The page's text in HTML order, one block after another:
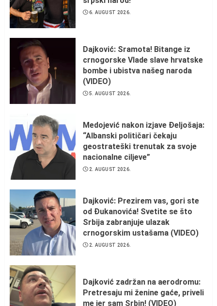
6. AUGUST 2026.
Dajković: Sramota! Bitange iz
crnogorske Vlade slave hrvatske
bombe i ubistva našeg naroda
(VIDEO)
5. AUGUST 2026.
Medojević nakon izjave Đeljošaja:
“Albanski političari čekaju
geostrateški trenutak za svoje
nacionalne ciljeve”
2. AUGUST 2026.
Dajković: Prezirem vas, gori ste
od Đukanovića! Svetite se što
Srbija zabranjuje ulazak
crnogorskim ustašama (VIDEO)
2. AUGUST 2026.
Dajković zadržan na aerodromu:
Pretresaju mi ženine gaće, priveli
me jer sam Srbin! (VIDEO)